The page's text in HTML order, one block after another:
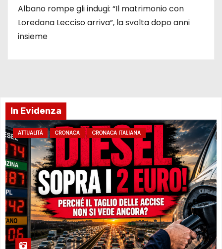
Albano rompe gli indugi: “Il matrimonio con
Loredana Lecciso arriva”, la svolta dopo anni
insieme
In Evidenza
ATTUALITÀ CRONACA CRONACA ITALIANA